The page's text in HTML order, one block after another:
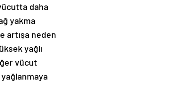
daha
yakma
artışa neden
yağlı
vücut